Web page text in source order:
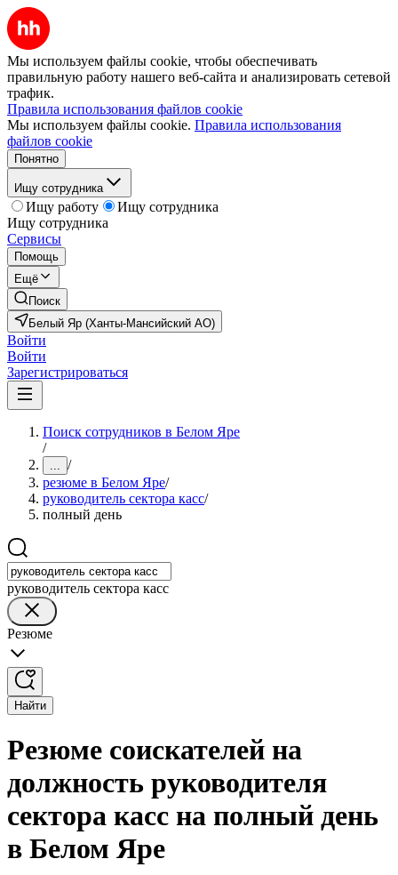
Мы используем файлы cookie, чтобы обеспечивать
правильную работу нашего веб-сайта и анализировать сетевой
трафик.
Правила использования файлов cookie
Мы используем файлы cookie. Правила использования
файлов cookie
Понятно
Ищу сотрудника
Ищу работу
Ищу сотрудника
Ищу сотрудника
Сервисы
Помощь
Ещё
Поиск
Белый Яр (Ханты-Мансийский АО)
Войти
Войти
Зарегистрироваться
Поиск сотрудников в Белом Яре
/
... /
резюме в Белом Яре/
руководитель сектора касс/
полный день
руководитель сектора касс
Резюме
Найти
Резюме соискателей на
должность руководителя
сектора касс на полный день
в Белом Яре